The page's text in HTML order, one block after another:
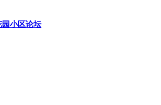
小区论坛